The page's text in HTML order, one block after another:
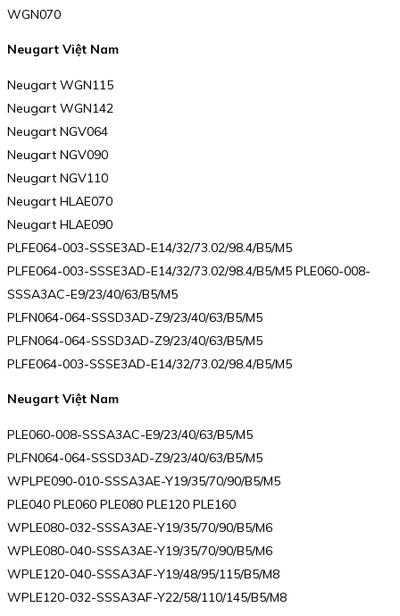
WGN070
Neugart Việt Nam
Neugart WGN115
Neugart WGN142
Neugart NGV064
Neugart NGV090
Neugart NGV110
Neugart HLAE070
Neugart HLAE090
PLFE064-003-SSSE3AD-E14/32/73.02/98.4/B5/M5
PLFE064-003-SSSE3AD-E14/32/73.02/98.4/B5/M5 PLE060-008-
SSSA3AC-E9/23/40/63/B5/M5
PLFN064-064-SSSD3AD-Z9/23/40/63/B5/M5
PLFN064-064-SSSD3AD-Z9/23/40/63/B5/M5
PLFE064-003-SSSE3AD-E14/32/73.02/98.4/B5/M5
Neugart Việt Nam
PLE060-008-SSSA3AC-E9/23/40/63/B5/M5
PLFN064-064-SSSD3AD-Z9/23/40/63/B5/M5
WPLPE090-010-SSSA3AE-Y19/35/70/90/B5/M5
PLE040 PLE060 PLE080 PLE120 PLE160
WPLE080-032-SSSA3AE-Y19/35/70/90/B5/M6
WPLE080-040-SSSA3AE-Y19/35/70/90/B5/M6
WPLE120-040-SSSA3AF-Y19/48/95/115/B5/M8
WPLE120-032-SSSA3AF-Y22/58/110/145/B5/M8